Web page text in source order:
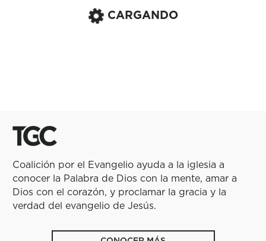
CARGANDO
Coalición por el Evangelio ayuda a la iglesia a
conocer la Palabra de Dios con la mente, amar a
Dios con el corazón, y proclamar la gracia y la
verdad del evangelio de Jesús.